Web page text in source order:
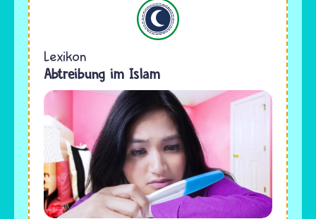
Lexikon
Abtreibung im Islam